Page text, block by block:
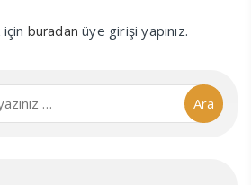
buradan üye girişi yapınız.
Ara